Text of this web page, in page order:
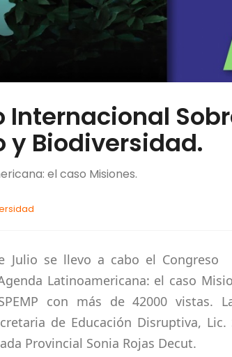
Internacional
y Biodiversidad.
el caso Misiones.
Julio se llevo a cabo el
Latinoamericana: el caso
con más de 42000 vistas.
de Educación Disruptiva,
Provincial Sonia Rojas Decut.